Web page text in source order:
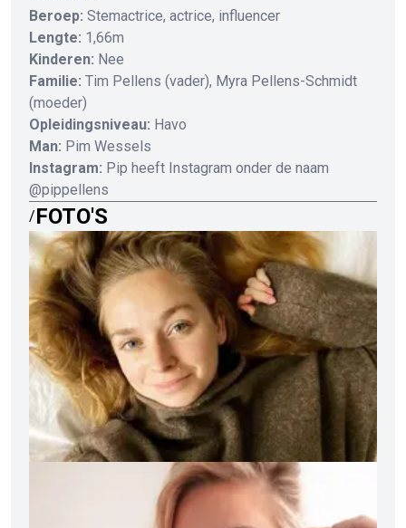
Beroep: Stemactrice, actrice, influencer
Lengte: 1,66m
Kinderen: Nee
Familie: Tim Pellens (vader), Myra Pellens-Schmidt
(moeder)
Opleidingsniveau: Havo
Man: Pim Wessels
Instagram: Pip heeft Instagram onder de naam
@pippellens
/FOTO'S